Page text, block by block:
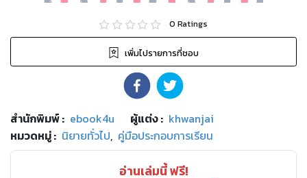
0 Ratings
เพิ่มไปรายการที่ชอบ
สำนักพิมพ์: ebook4u ผู้แต่ง : khwanjai
หมวดหมู่: นิยายทั่วไป, คู่มือประกอบการเรียน
อ่านเล่มนี้ ฟรี!